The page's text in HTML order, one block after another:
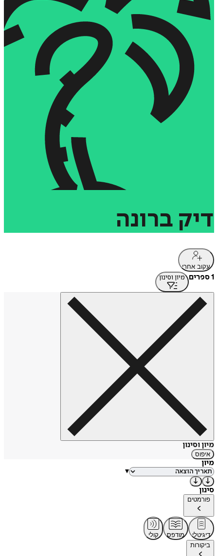
דיק ברונה
עקוב אחרי
1 ספרים מיון וסינון
מיון וסינון
איפוס
מיון
▾
סינון
פורמטים
דיגיטלי מודפס
קולי
ביקורות